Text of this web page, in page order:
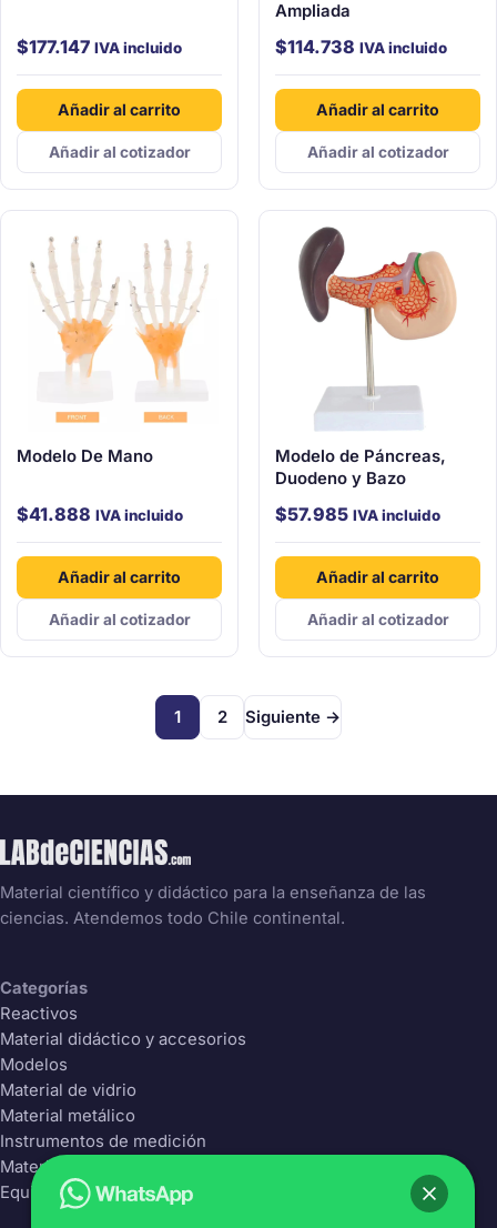
$177.147 IVA incluido
Añadir al carrito
Añadir al cotizador
Ampliada
$114.738 IVA incluido
Añadir al carrito
Añadir al cotizador
Modelo De Mano
$41.888 IVA incluido
Añadir al carrito
Añadir al cotizador
Modelo de Páncreas,
Duodeno y Bazo
$57.985 IVA incluido
Añadir al carrito
Añadir al cotizador
1 2 Siguiente →
Material científico y didáctico para la enseñanza de las
ciencias. Atendemos todo Chile continental.
Categorías
Reactivos
Material didáctico y accesorios
Modelos
Material de vidrio
Material metálico
Instrumentos de medición
Material Plástico
Equipos de laboratorio